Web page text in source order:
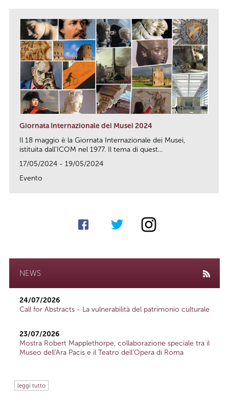
Giornata Internazionale dei Musei 2024
Il 18 maggio è la Giornata Internazionale dei Musei,
istituita dall’ICOM nel 1977. Il tema di quest...
17/05/2024 - 19/05/2024
Evento
NEWS
24/07/2026
Call for Abstracts - La vulnerabilità del patrimonio culturale
23/07/2026
Mostra Robert Mapplethorpe, collaborazione speciale tra il
Museo dell'Ara Pacis e il Teatro dell'Opera di Roma
leggi tutto